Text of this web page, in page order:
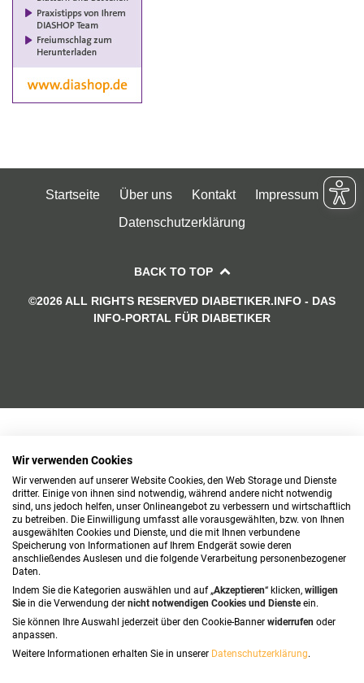
Startseite Über uns Kontakt
Impressum
Datenschutzerklärung
BACK TO TOP
©2026 ALL RIGHTS RESERVED DIABETIKER.INFO - DAS
INFO-PORTAL FÜR DIABETIKER
Wir verwenden Cookies
Wir verwenden auf unserer Website Cookies, den Web Storage und Dienste
dritter. Einige von ihnen sind notwendig, während andere nicht notwendig
sind, uns jedoch helfen, unser Onlineangebot zu verbessern und wirtschaftlich
zu betreiben. Die Einwilligung umfasst alle vorausgewählten, bzw. von Ihnen
ausgewählten Cookies und Dienste, und die mit Ihnen verbundene
Speicherung von Informationen auf Ihrem Endgerät sowie deren
anschließendes Auslesen und die folgende Verarbeitung personenbezogener
Daten.
Indem Sie die Kategorien auswählen und auf „Akzeptieren“ klicken, willigen
Sie in die Verwendung der nicht notwendigen Cookies und Diensteein.
Sie können Ihre Auswahl jederzeit über den Cookie-Banner widerrufen oder
anpassen.
Weitere Informationen erhalten Sie in unserer Datenschutzerklärung.